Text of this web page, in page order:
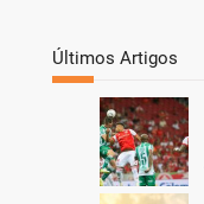
Últimos Artigos